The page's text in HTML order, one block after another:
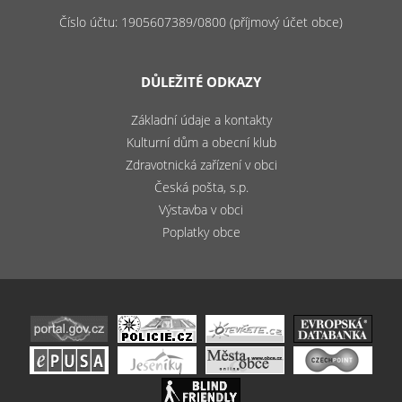
Číslo účtu: 1905607389/0800 (příjmový účet obce)
DŮLEŽITÉ ODKAZY
Základní údaje a kontakty
Kulturní dům a obecní klub
Zdravotnická zařízení v obci
Česká pošta, s.p.
Výstavba v obci
Poplatky obce